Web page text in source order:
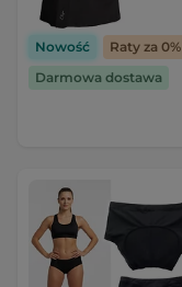
Nowość
Raty za 0%
Darmowa dostawa